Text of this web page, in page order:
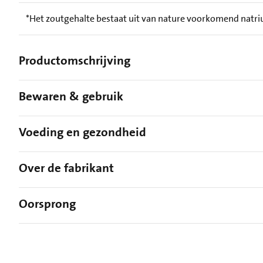
*Het zoutgehalte bestaat uit van nature voorkomend
Productomschrijving
Bewaren & gebruik
Voeding en gezondheid
Over de fabrikant
Oorsprong